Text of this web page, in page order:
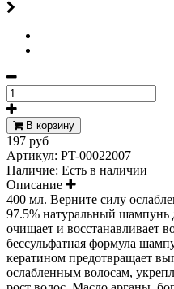
В корзину
197 руб
Артикул: PT-00022007
Наличие: Есть в наличии
Описание
400 мл. Верните силу
97.5% натуральный шампунь
очищает и восстанавливает
бессульфатная формула
кератином предотвращает
ослабленным волосам,